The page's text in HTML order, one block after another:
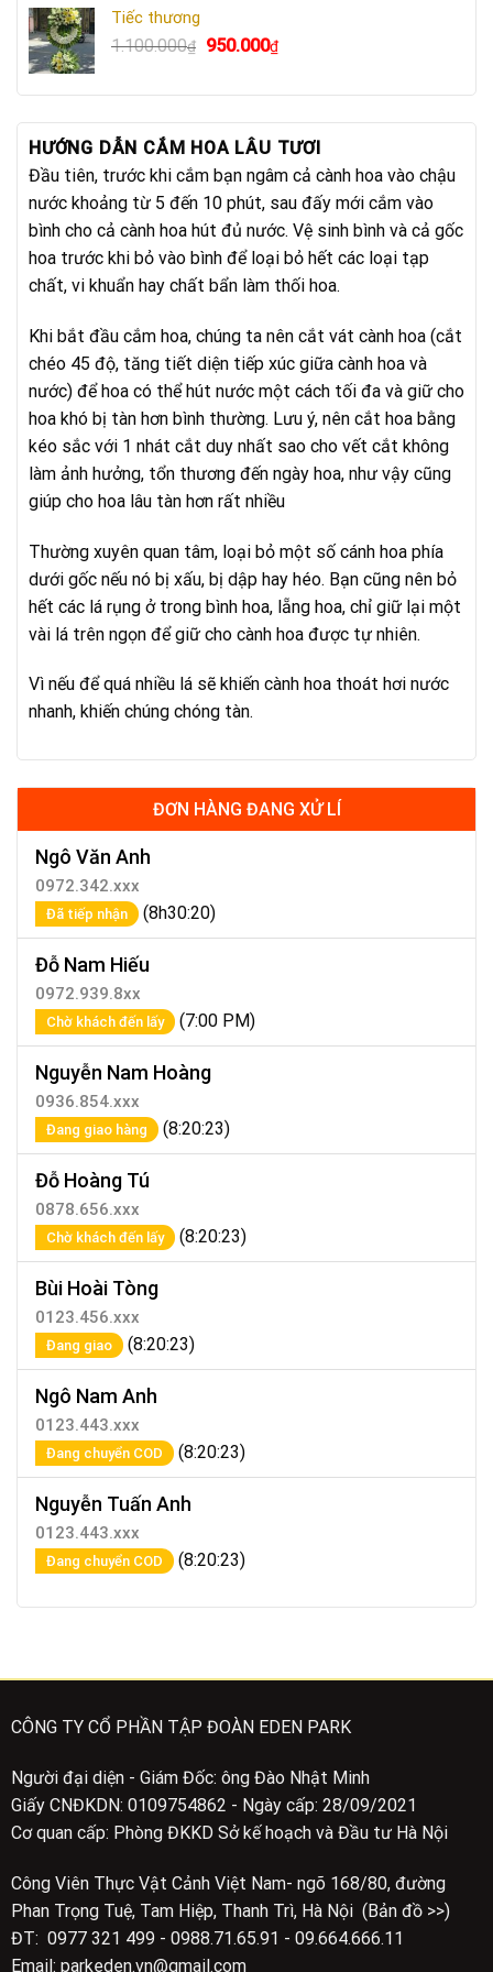
750.000₫.
640.000₫.
Tiếc thương
1.100.000₫
Giá
là:
950.000₫Giá
tại
950.000₫.
HƯỚNG DẪN CẮM HOA LÂU TƯƠI
Đầu tiên, trước khi cắm bạn ngâm cả cành hoa vào chậu
nước khoảng từ 5 đến 10 phút, sau đấy mới cắm vào
bình cho cả cành hoa hút đủ nước. Vệ sinh bình và cả gốc
hoa trước khi bỏ vào bình để loại bỏ hết các loại tạp
chất, vi khuẩn hay chất bẩn làm thối hoa.
Khi bắt đầu cắm hoa, chúng ta nên cắt vát cành hoa (cắt
chéo 45 độ, tăng tiết diện tiếp xúc giữa cành hoa và
nước) để hoa có thể hút nước một cách tối đa và giữ cho
hoa khó bị tàn hơn bình thường. Lưu ý, nên cắt hoa bằng
kéo sắc với 1 nhát cắt duy nhất sao cho vết cắt không
làm ảnh hưởng, tổn thương đến ngày hoa, như vậy cũng
giúp cho hoa lâu tàn hơn rất nhiều
Thường xuyên quan tâm, loại bỏ một số cánh hoa phía
dưới gốc nếu nó bị xấu, bị dập hay héo. Bạn cũng nên bỏ
hết các lá rụng ở trong bình hoa, lẵng hoa, chỉ giữ lại một
vài lá trên ngọn để giữ cho cành hoa được tự nhiên.
Vì nếu để quá nhiều lá sẽ khiến cành hoa thoát hơi nước
nhanh, khiến chúng chóng tàn.
ĐƠN HÀNG ĐANG XỬ LÍ
Ngô Văn Anh
0972.342.xxx
Đã tiếp nhận (8h30:20)
Đỗ Nam Hiếu
0972.939.8xx
Chờ khách đến lấy (7:00 PM)
Nguyễn Nam Hoàng
0936.854.xxx
Đang giao hàng (8:20:23)
Đỗ Hoàng Tú
0878.656.xxx
Chờ khách đến lấy (8:20:23)
Bùi Hoài Tòng
0123.456.xxx
Đang giao (8:20:23)
Ngô Nam Anh
0123.443.xxx
Đang chuyển COD (8:20:23)
Nguyễn Tuấn Anh
0123.443.xxx
Đang chuyển COD (8:20:23)
CÔNG TY CỔ PHẦN TẬP ĐOÀN EDEN PARK
Người đại diện - Giám Đốc: ông Đào Nhật Minh
Giấy CNĐKDN: 0109754862 - Ngày cấp: 28/09/2021
Cơ quan cấp: Phòng ĐKKD Sở kế hoạch và Đầu tư Hà Nội
Công Viên Thực Vật Cảnh Việt Nam- ngõ 168/80, đường
Phan Trọng Tuệ, Tam Hiệp, Thanh Trì, Hà Nội (Bản đồ >>)
ĐT: 0977 321 499 - 0988.71.65.91 - 09.664.666.11
Email: parkeden.vn@gmail.com